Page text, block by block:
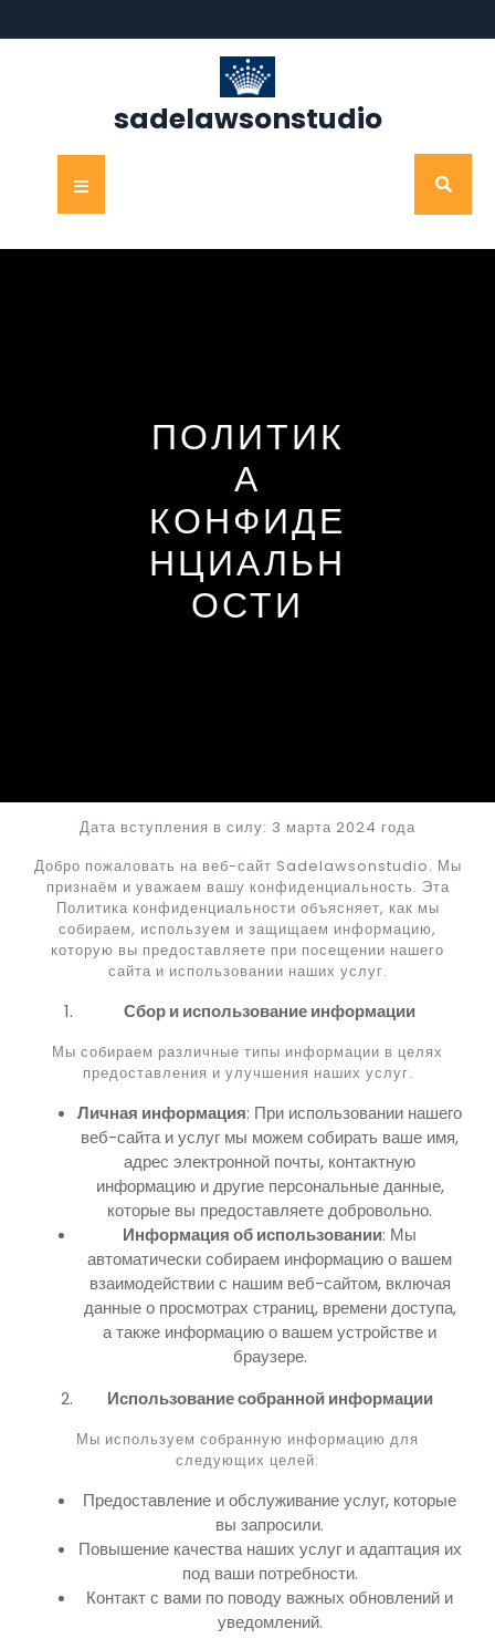
к
sadelawsonstudio
Кнопка
Открыть
ПОЛИТИК
А
КОНФИДЕ
НЦИАЛЬН
ОСТИ
Дата вступления в силу: 3 марта 2024 года
Добро пожаловать на веб-сайт Sadelawsonstudio. Мы
признаём и уважаем вашу конфиденциальность. Эта
Политика конфиденциальности объясняет, как мы
собираем, используем и защищаем информацию,
которую вы предоставляете при посещении нашего
сайта и использовании наших услуг.
Сбор и использование информации
Мы собираем различные типы информации в целях
предоставления и улучшения наших услуг.
Личная информация: При использовании нашего
веб-сайта и услуг мы можем собирать ваше имя,
адрес электронной почты, контактную
информацию и другие персональные данные,
которые вы предоставляете добровольно.
Информация об использовании: Мы
автоматически собираем информацию о вашем
взаимодействии с нашим веб-сайтом, включая
данные о просмотрах страниц, времени доступа,
а также информацию о вашем устройстве и
браузере.
Использование собранной информации
Мы используем собранную информацию для
следующих целей:
Предоставление и обслуживание услуг, которые
вы запросили.
Повышение качества наших услуг и адаптация их
под ваши потребности.
Контакт с вами по поводу важных обновлений и
уведомлений.